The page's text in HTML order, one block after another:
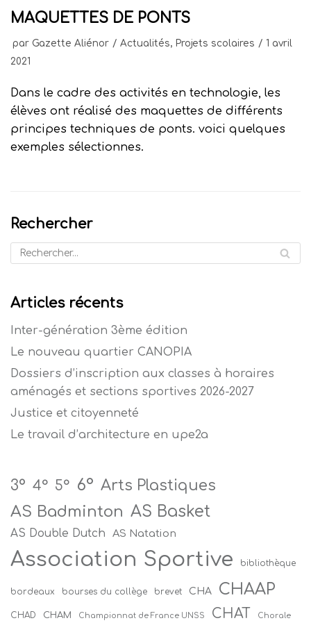
MAQUETTES DE PONTS
par Gazette Aliénor Actualités, Projets scolaires
1 avril
2021
Dans le cadre des activités en technologie, les
élèves ont réalisé des maquettes de différents
principes techniques de ponts. voici quelques
exemples sélectionnes.
Rechercher
Articles récents
Inter-génération 3ème édition
Le nouveau quartier CANOPIA
Dossiers d’inscription aux classes à horaires
aménagés et sections sportives 2026-2027
Justice et citoyenneté
Le travail d’architecture en upe2a
3° 4° 5° 6° Arts Plastiques
AS Badminton AS Basket
AS Double Dutch AS Natation
Association Sportive bibliothèque
bordeaux bourses du collège brevet CHA CHAAP
CHAD CHAM Championnat de France UNSS CHAT Chorale